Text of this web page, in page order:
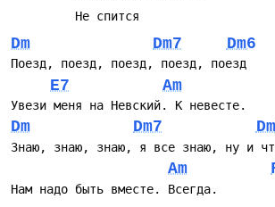
Dm Dm7 Dm6
E7 Am
Dm Dm7
Am